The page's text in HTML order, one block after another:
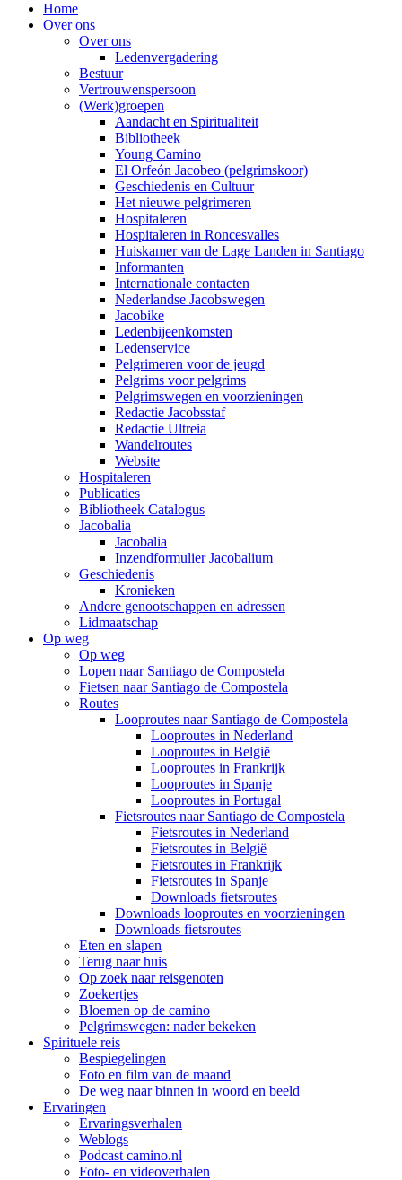
Home
Over ons
Over ons
Ledenvergadering
Bestuur
Vertrouwenspersoon
(Werk)groepen
Aandacht en Spiritualiteit
Bibliotheek
Young Camino
El Orfeón Jacobeo (pelgrimskoor)
Geschiedenis en Cultuur
Het nieuwe pelgrimeren
Hospitaleren
Hospitaleren in Roncesvalles
Huiskamer van de Lage Landen in Santiago
Informanten
Internationale contacten
Nederlandse Jacobswegen
Jacobike
Ledenbijeenkomsten
Ledenservice
Pelgrimeren voor de jeugd
Pelgrims voor pelgrims
Pelgrimswegen en voorzieningen
Redactie Jacobsstaf
Redactie Ultreia
Wandelroutes
Website
Hospitaleren
Publicaties
Bibliotheek Catalogus
Jacobalia
Jacobalia
Inzendformulier Jacobalium
Geschiedenis
Kronieken
Andere genootschappen en adressen
Lidmaatschap
Op weg
Op weg
Lopen naar Santiago de Compostela
Fietsen naar Santiago de Compostela
Routes
Looproutes naar Santiago de Compostela
Looproutes in Nederland
Looproutes in België
Looproutes in Frankrijk
Looproutes in Spanje
Looproutes in Portugal
Fietsroutes naar Santiago de Compostela
Fietsroutes in Nederland
Fietsroutes in België
Fietsroutes in Frankrijk
Fietsroutes in Spanje
Downloads fietsroutes
Downloads looproutes en voorzieningen
Downloads fietsroutes
Eten en slapen
Terug naar huis
Op zoek naar reisgenoten
Zoekertjes
Bloemen op de camino
Pelgrimswegen: nader bekeken
Spirituele reis
Bespiegelingen
Foto en film van de maand
De weg naar binnen in woord en beeld
Ervaringen
Ervaringsverhalen
Weblogs
Podcast camino.nl
Foto- en videoverhalen